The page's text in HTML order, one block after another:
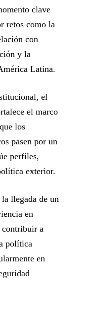
clave
retos como la
con
y la
Latina.
el
el marco
los
pasen por un
perfiles,
exterior.
llegada de un
en
a
política
en